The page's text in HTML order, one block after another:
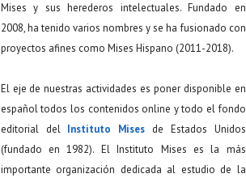
Mises y sus herederos intelectuales. Fundado en
2008, ha tenido varios nombres y se ha fusionado con
proyectos afines como Mises Hispano (2011-2018).
El eje de nuestras actividades es poner disponible en
español todos los contenidos online y todo el fondo
editorial del Instituto Mises de Estados Unidos
(fundado en 1982). El Instituto Mises es la más
importante organización dedicada al estudio de la